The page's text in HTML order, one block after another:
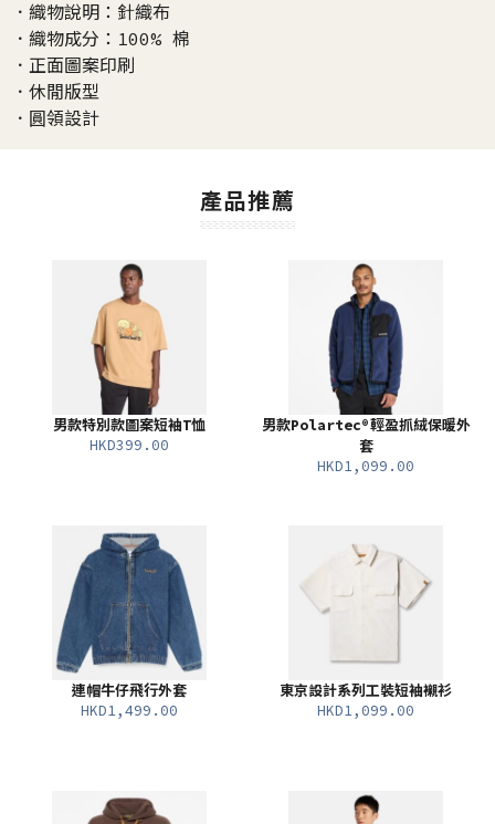
．織物說明：針織布
．織物成分：100% 棉
．正面圖案印刷
．休閒版型
．圓領設計
產品推薦
男款特別款圖案短袖T恤
HKD399.00
男款Polartec®輕盈抓絨保暖外
套
HKD1,099.00
連帽牛仔飛行外套
HKD1,499.00
東京設計系列工裝短袖襯衫
HKD1,099.00